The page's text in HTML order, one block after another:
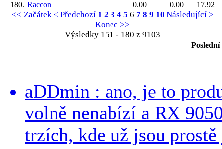
180. Raccon 0.00 0.00 17.92
<< Začátek < Předchozí 1 2 3 4 5 6 7 8 9 10 Následující >
Konec >>
Výsledky 151 - 180 z 9103
aDDmin : ano, je to
volně nenabízí a RX
trzích, kde už jsou